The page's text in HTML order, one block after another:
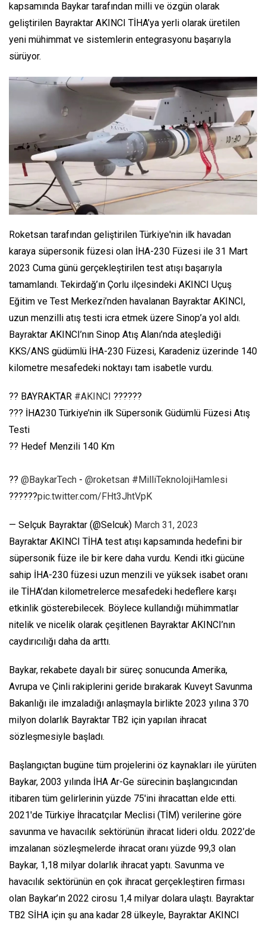
kapsamında Baykar tarafından milli ve özgün olarak
geliştirilen Bayraktar AKINCI TİHA’ya yerli olarak üretilen
yeni mühimmat ve sistemlerin entegrasyonu başarıyla
sürüyor.
Roketsan tarafından geliştirilen Türkiye'nin ilk havadan
karaya süpersonik füzesi olan İHA-230 Füzesi ile 31 Mart
2023 Cuma günü gerçekleştirilen test atışı başarıyla
tamamlandı. Tekirdağ’ın Çorlu ilçesindeki AKINCI Uçuş
Eğitim ve Test Merkezi’nden havalanan Bayraktar AKINCI,
uzun menzilli atış testi icra etmek üzere Sinop’a yol aldı.
Bayraktar AKINCI’nın Sinop Atış Alanı’nda ateşlediği
KKS/ANS güdümlü İHA-230 Füzesi, Karadeniz üzerinde 140
kilometre mesafedeki noktayı tam isabetle vurdu.
?? BAYRAKTAR #AKINCI ??????
??? İHA230 Türkiye’nin ilk Süpersonik Güdümlü Füzesi Atış
Testi
?? Hedef Menzili 140 Km
?? @BaykarTech - @roketsan #MilliTeknolojiHamlesi
??????pic.twitter.com/FHt3JhtVpK
— Selçuk Bayraktar (@Selcuk) March 31, 2023
Bayraktar AKINCI TİHA test atışı kapsamında hedefini bir
süpersonik füze ile bir kere daha vurdu. Kendi itki gücüne
sahip İHA-230 füzesi uzun menzili ve yüksek isabet oranı
ile TİHA’dan kilometrelerce mesafedeki hedeflere karşı
etkinlik gösterebilecek. Böylece kullandığı mühimmatlar
nitelik ve nicelik olarak çeşitlenen Bayraktar AKINCI’nın
caydırıcılığı daha da arttı.
Baykar, rekabete dayalı bir süreç sonucunda Amerika,
Avrupa ve Çinli rakiplerini geride bırakarak Kuveyt Savunma
Bakanlığı ile imzaladığı anlaşmayla birlikte 2023 yılına 370
milyon dolarlık Bayraktar TB2 için yapılan ihracat
sözleşmesiyle başladı.
Başlangıçtan bugüne tüm projelerini öz kaynakları ile yürüten
Baykar, 2003 yılında İHA Ar-Ge sürecinin başlangıcından
itibaren tüm gelirlerinin yüzde 75'ini ihracattan elde etti.
2021'de Türkiye İhracatçılar Meclisi (TİM) verilerine göre
savunma ve havacılık sektörünün ihracat lideri oldu. 2022’de
imzalanan sözleşmelerde ihracat oranı yüzde 99,3 olan
Baykar, 1,18 milyar dolarlık ihracat yaptı. Savunma ve
havacılık sektörünün en çok ihracat gerçekleştiren firması
olan Baykar’ın 2022 cirosu 1,4 milyar dolara ulaştı. Bayraktar
TB2 SİHA için şu ana kadar 28 ülkeyle, Bayraktar AKINCI